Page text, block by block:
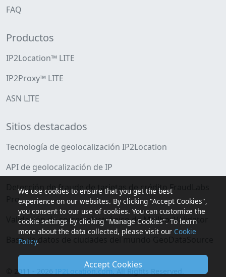
FAQ
Productos
IP2Location™ LITE
IP2Proxy™ LITE
ASN LITE
Sitios destacados
Tecnología de geolocalización IP2Location
API de geolocalización de IP
Detección de fraude de tarjetas de crédito FraudLabs
Pro
Validación de correo electrónico de MailboxValidator
Base de datos de ciudades del mundo GeoDataSource
© 2011 - 2026 IP2Location.com
We use cookies to ensure that you get the best
experience on our websites. By clicking "Accept Cookies",
you consent to our use of cookies. You can customize the
cookie settings by clicking "Manage Cookies". To learn
more about the data collected, please visit our Cookie
Policy.
Accept Cookies